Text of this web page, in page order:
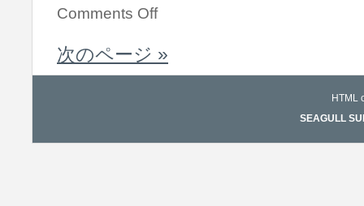
Comments Off
次のページ »
HTML
SEAGULL